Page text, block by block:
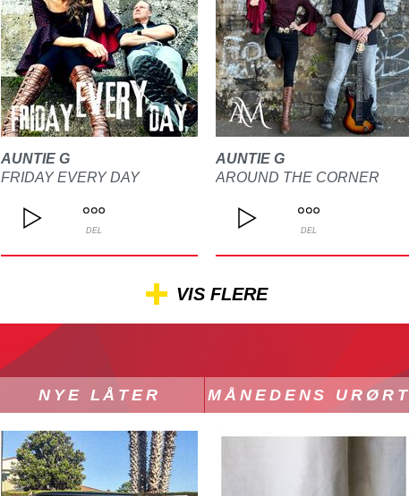
AUNTIE G
FRIDAY EVERY DAY
DEL
AUNTIE G
AROUND THE CORNER
DEL
VIS FLERE
NYE LÅTER MÅNEDENS URØRT